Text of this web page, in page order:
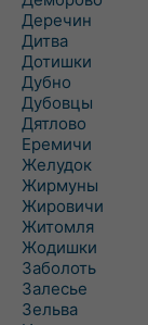
Деречин
Дитва
Дотишки
Дубно
Дубовцы
Дятлово
Еремичи
Желудок
Жирмуны
Жировичи
Житомля
Жодишки
Заболоть
Залесье
Зельва